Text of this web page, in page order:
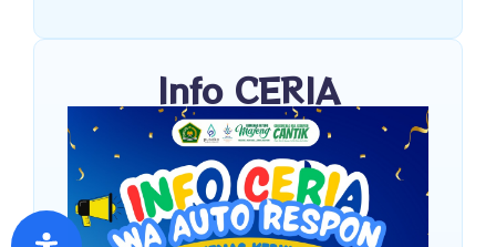
Info CERIA